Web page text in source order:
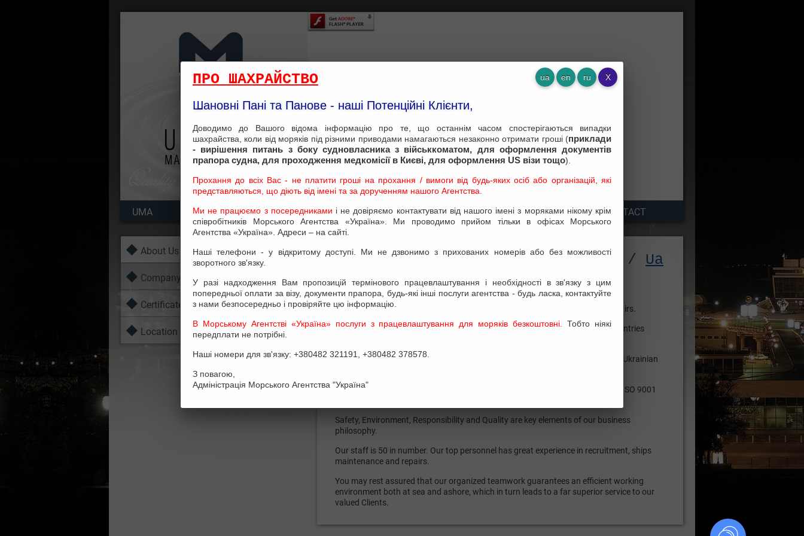
ПРО ШАХРАЙСТВО
Шановні Пані та Панове - наші Потенційні Клієнти,
Доводимо до Вашого відома інформацію про те, що останнім часом спостерігаються випадки
шахрайства, коли від моряків під різними приводами намагаються незаконно отримати гроші (приклади
- вирішення питань з боку судновласника з військкоматом, для оформлення документів
прапора судна, для проходження медкомісії в Києві, для оформлення US візи тощо).
Прохання до всіх Вас - не платити гроші на прохання / вимоги від будь-яких осіб або організацій, які
представляються, що діють від імені та за дорученням нашого Агентства.
Ми не працюємо з посередниками і не довіряємо контактувати від нашого імені з моряками нікому крім
співробітників Морського Агентства «Україна». Ми проводимо прийом тільки в офісах Морського
Агентства «Україна». Адреси – на сайті.
Наші телефони - у відкритому доступі. Ми не дзвонимо з прихованих номерів або без можливості
зворотного зв'язку.
У разі надходження Вам пропозицій термінового працевлаштування і необхідності в зв'язку з цим
попередньої оплати за візу, документи прапора, будь-які інші послуги агентства - будь ласка, контактуйте
з нами безпосередньо і провіряйте цю інформацію.
В Морському Агентстві «Україна» послуги з працевлаштування для моряків безкоштовні. Тобто ніякі
передплати не потрібні.
Наші номери для зв'язку: +380482 321191, +380482 378578.
З повагою,
Адміністрація Морського Агентства "Україна"
UKRAINA
MARITIME AGENCY
UMA CREWING DEPARTMENT TECHNICAL DEPARTMENT PARTNERS CONTACT
About Us
Company's Quality Policy
Certificates
Location
Ru / Ua
The Company was established in 1993.
We deal in the two fields of Shipping - Recruitment of seafarers and Ships Repairs.
We cooperate with about a dozen of Owners and Managers from different countries
At the same time our firm has gained high reputation as a reliable company at Ukrainian
Company's Quality System is assessed in conformity with the requirements of ISO 9001
Safety, Environment, Responsibility and Quality are key elements of our business
philosophy.
Our staff is 50 in number. Our top personnel has great experience in recruitment, ships
maintenance and repairs.
You may rest assured that our organized teamwork guarantees an efficient working
environment both at sea and ashore, which in turn leads to a far superior service to our
valued Clients.